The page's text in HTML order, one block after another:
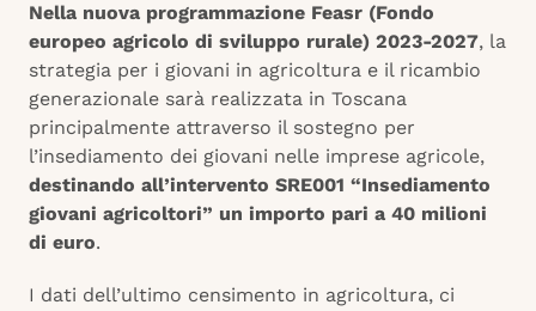
Nella nuova programmazione Feasr (Fondo
europeo agricolo di sviluppo rurale) 2023-2027, la
strategia per i giovani in agricoltura e il ricambio
generazionale sarà realizzata in Toscana
principalmente attraverso il sostegno per
l’insediamento dei giovani nelle imprese agricole,
destinando all’intervento SRE001 “Insediamento
giovani agricoltori” un importo pari a 40 milioni
di euro.
I dati dell’ultimo censimento in agricoltura, ci